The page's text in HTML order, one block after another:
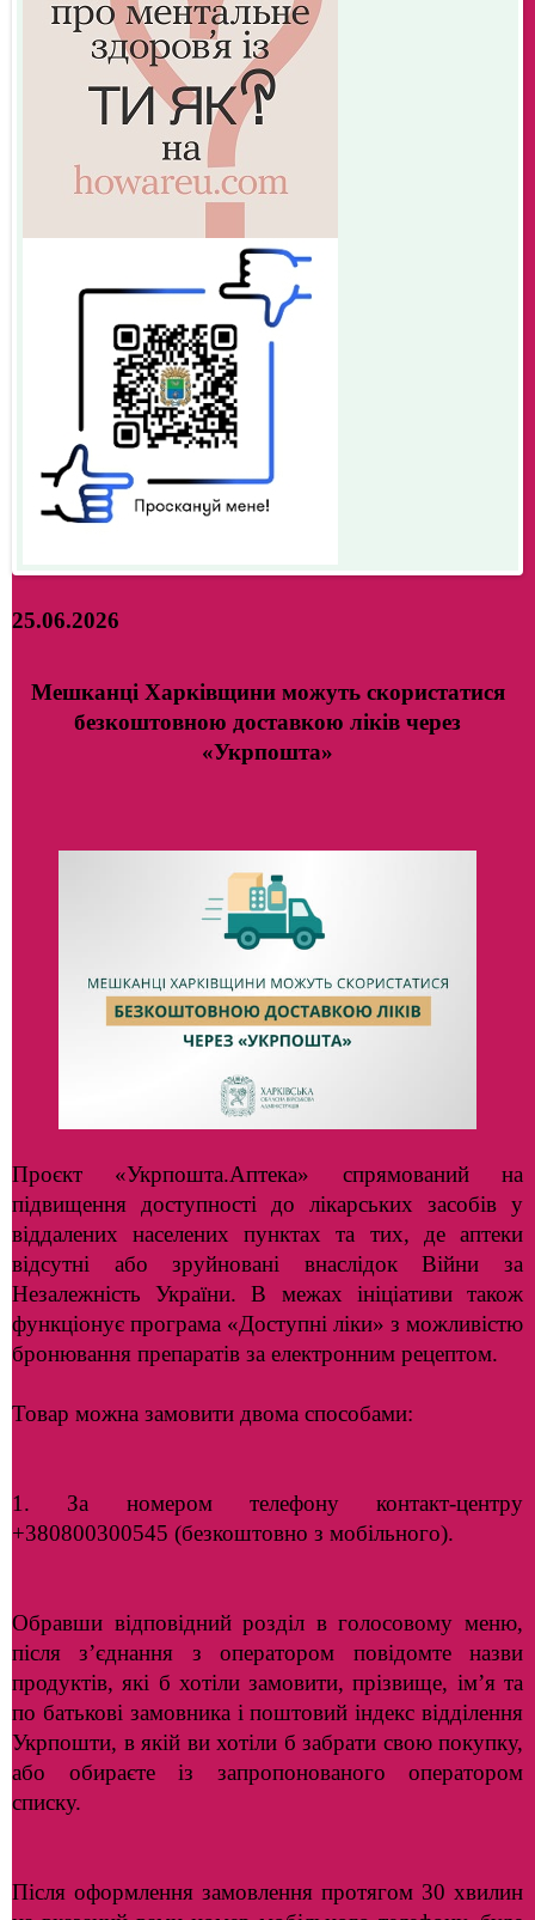
25.06.2026
Мешканці Харківщини можуть скористатися
безкоштовною доставкою ліків через
«Укрпошта»
Проєкт «Укрпошта.Аптека» спрямований на
підвищення доступності до лікарських засобів у
віддалених населених пунктах та тих, де аптеки
відсутні або зруйновані внаслідок Війни за
Незалежність України. В межах ініціативи також
функціонує програма «Доступні ліки» з можливістю
бронювання препаратів за електронним рецептом.
Товар можна замовити двома способами:
1. За номером телефону контакт-центру
+380800300545 (безкоштовно з мобільного).
Обравши відповідний розділ в голосовому меню,
після з’єднання з оператором повідомте назви
продуктів, які б хотіли замовити, прізвище, ім’я та
по батькові замовника і поштовий індекс відділення
Укрпошти, в якій ви хотіли б забрати свою покупку,
або обираєте із запропонованого оператором
списку.
Після оформлення замовлення протягом 30 хвилин